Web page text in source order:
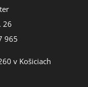
26
965
v Košiciach